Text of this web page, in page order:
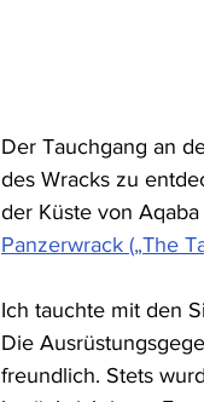
Der Tauchgang an
des Wracks zu
der Küste von
Panzerwrack („The
Ich tauchte mit den
Die
freundlich. Stets